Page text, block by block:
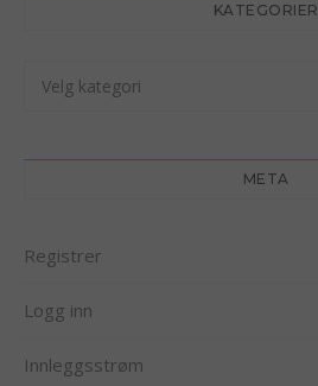
KATEGORIER
Kategorier
META
Registrer
Logg inn
Innleggsstrøm